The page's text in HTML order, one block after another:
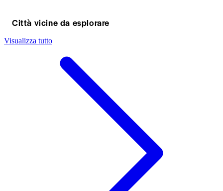
Città vicine da esplorare
Visualizza tutto